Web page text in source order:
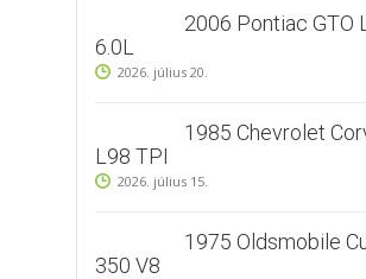
2006 Pontiac GTO
6.0L
2026. július 20.
1985 Chevrolet
L98 TPI
2026. július 15.
1975 Oldsmobile
350 V8